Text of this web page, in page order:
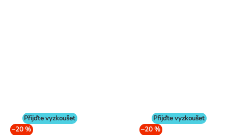
Přijďte vyzkoušet
–20 %
Přijďte vyzkoušet
–20 %